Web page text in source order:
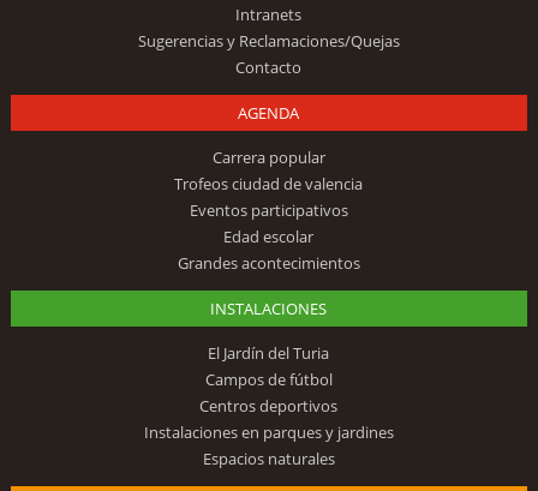
Intranets
Sugerencias y Reclamaciones/Quejas
Contacto
AGENDA
Carrera popular
Trofeos ciudad de valencia
Eventos participativos
Edad escolar
Grandes acontecimientos
INSTALACIONES
El Jardín del Turia
Campos de fútbol
Centros deportivos
Instalaciones en parques y jardines
Espacios naturales